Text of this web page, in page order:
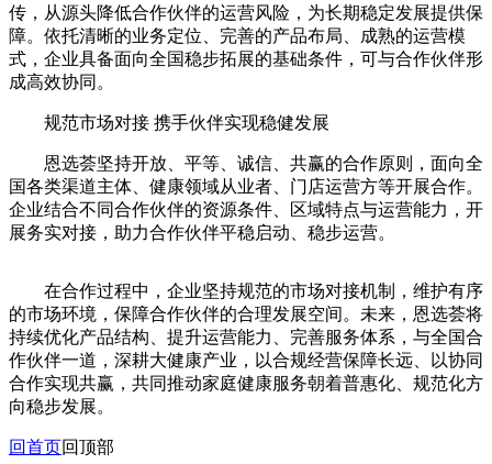
传，从源头降低合作伙伴的运营风险，为长期稳定发展提供保
障。依托清晰的业务定位、完善的产品布局、成熟的运营模
式，企业具备面向全国稳步拓展的基础条件，可与合作伙伴形
成高效协同。
规范市场对接 携手伙伴实现稳健发展
恩选荟坚持开放、平等、诚信、共赢的合作原则，面向全
国各类渠道主体、健康领域从业者、门店运营方等开展合作。
企业结合不同合作伙伴的资源条件、区域特点与运营能力，开
展务实对接，助力合作伙伴平稳启动、稳步运营。
在合作过程中，企业坚持规范的市场对接机制，维护有序
的市场环境，保障合作伙伴的合理发展空间。未来，恩选荟将
持续优化产品结构、提升运营能力、完善服务体系，与全国合
作伙伴一道，深耕大健康产业，以合规经营保障长远、以协同
合作实现共赢，共同推动家庭健康服务朝着普惠化、规范化方
向稳步发展。
回首页回顶部